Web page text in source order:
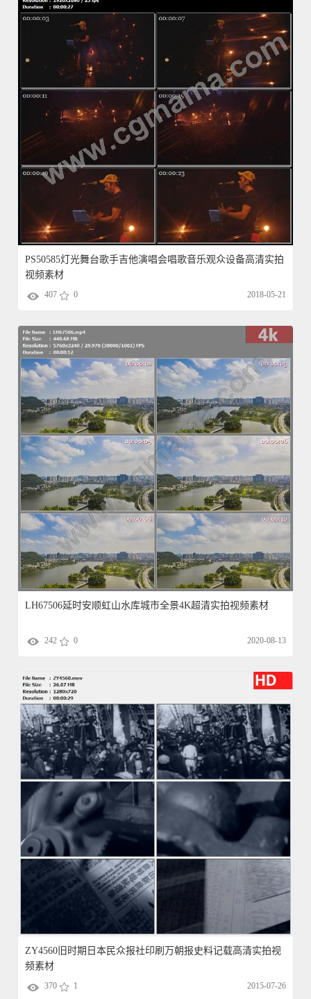
PS50585灯光舞台歌手吉他演唱会唱歌音乐观众设备高清实拍
视频素材
407 0 2018-05-21
LH67506延时安顺虹山水库城市全景4K超清实拍视频素材
242 0 2020-08-13
ZY4560旧时期日本民众报社印刷万朝报史料记载高清实拍视
频素材
370 1 2015-07-26